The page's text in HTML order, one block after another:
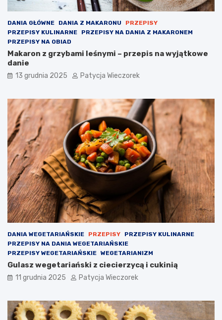
DANIA GŁÓWNE DANIA Z MAKARONU
PRZEPISY
PRZEPISY KULINARNE
PRZEPISY NA DANIA Z MAKARONEM
PRZEPISY NA OBIAD
Makaron z grzybami leśnymi – przepis na wyjątkowe
danie
13 grudnia 2025 Patycja Wieczorek
DANIA WEGETARIAŃSKIE PRZEPISY
PRZEPISY KULINARNE
PRZEPISY NA DANIA WEGETARIAŃSKIE
PRZEPISY WEGETARIAŃSKIE WEGETARIANIZM
Gulasz wegetariański z ciecierzycą i cukinią
11 grudnia 2025 Patycja Wieczorek